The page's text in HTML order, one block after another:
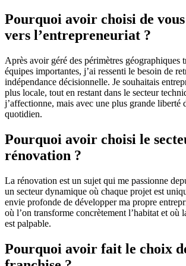
Pourquoi avoir choisi de
vers l’entrepreneuriat ?
Après avoir géré des périmètres géographiques
équipes importantes, j’ai ressenti le besoin de
indépendance décisionnelle. Je souhaitais
plus locale, tout en restant dans le secteur
j’affectionne, mais avec une plus grande liberté
quotidien.
Pourquoi avoir choisi le
rénovation ?
La rénovation est un sujet qui me passionne
un secteur dynamique où chaque projet est
envie profonde de développer ma propre
où l’on transforme concrètement l’habitat et où
est palpable.
Pourquoi avoir fait le choix